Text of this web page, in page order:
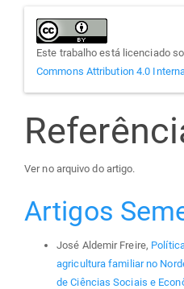
Este trabalho está licenciado
Commons Attribution 4.0
Ver no arquivo do artigo.
Artigos
José Aldemir Freire,
agricultura familiar no
de Ciências Sociais e